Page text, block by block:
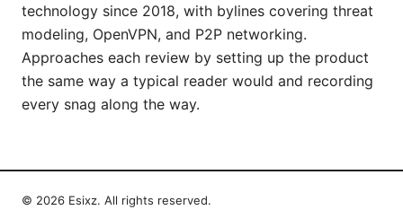
technology since 2018, with bylines covering threat
modeling, OpenVPN, and P2P networking.
Approaches each review by setting up the product
the same way a typical reader would and recording
every snag along the way.
© 2026 Esixz. All rights reserved.